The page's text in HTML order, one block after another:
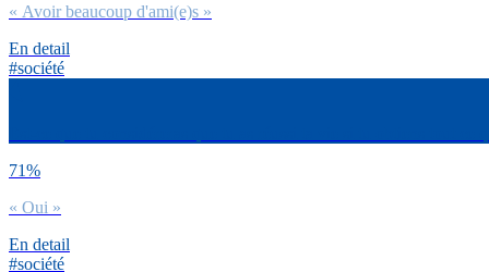
« Avoir beaucoup d'ami(e)s »
En detail
#société
71%
« Oui »
En detail
#société